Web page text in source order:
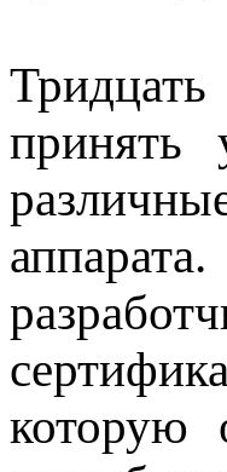
принять
которую